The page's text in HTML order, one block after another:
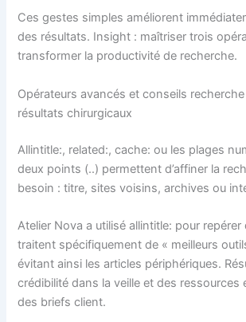
Ces gestes simples améliorent
des résultats. Insight : maîtriser trois
transformer la productivité de recherche.
Opérateurs avancés et conseils
résultats chirurgicaux
Allintitle:, related:, cache: ou les plages
deux points (..) permettent d’affiner la
besoin : titre, sites voisins, archives ou
Atelier Nova a utilisé allintitle: pour
traitent spécifiquement de « meilleurs
évitant ainsi les articles périphériques.
crédibilité dans la veille et des ressources
des briefs client.